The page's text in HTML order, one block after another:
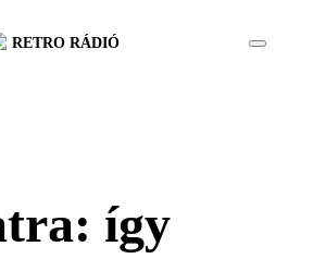
RETRO RÁDIÓ
így